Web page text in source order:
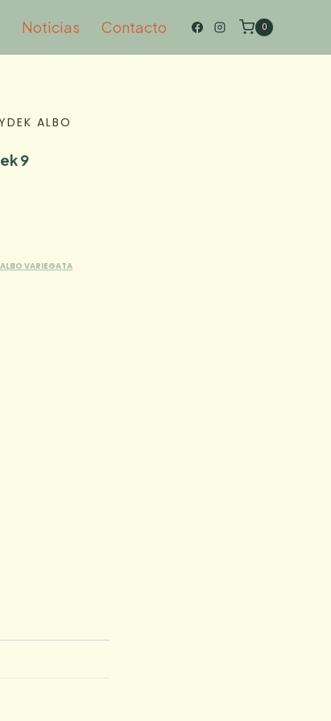
Noticias Contacto 0
ALBO
9
VARIEGATA